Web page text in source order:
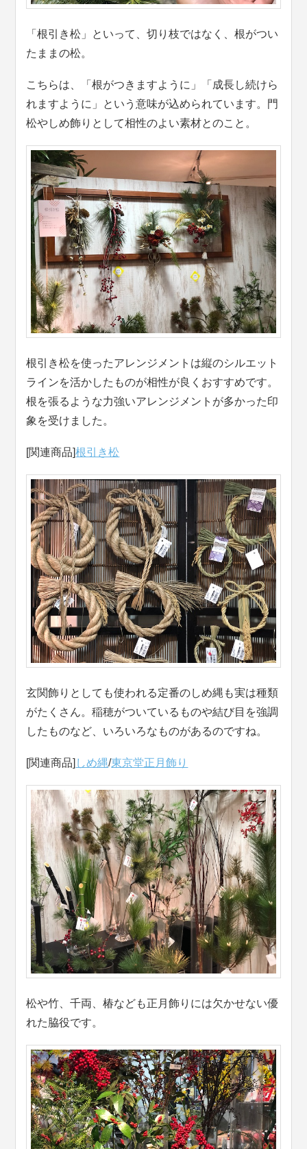
「根引き松」といって、切り枝ではなく、根がつい
たままの松。
こちらは、「根がつきますように」「成長し続けら
れますように」という意味が込められています。門
松やしめ飾りとして相性のよい素材とのこと。
根引き松を使ったアレンジメントは縦のシルエット
ラインを活かしたものが相性が良くおすすめです。
根を張るような力強いアレンジメントが多かった印
象を受けました。
[関連商品]根引き松
玄関飾りとしても使われる定番のしめ縄も実は種類
がたくさん。稲穂がついているものや結び目を強調
したものなど、いろいろなものがあるのですね。
[関連商品] しめ縄/東京堂正月飾り
松や竹、千両、椿なども正月飾りには欠かせない優
れた脇役です。